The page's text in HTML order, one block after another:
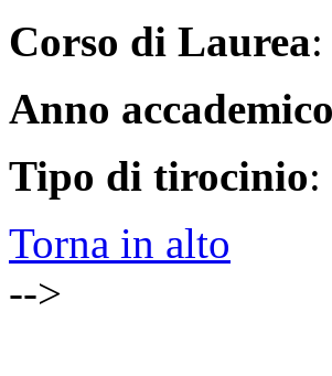
Corso di Laurea
Anno accademico
Tipo di tirocinio
Torna in alto
-->